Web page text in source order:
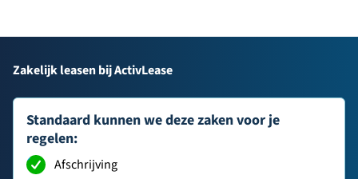
Zakelijk leasen bij ActivLease
Standaard kunnen we deze zaken voor je
regelen:
Afschrijving